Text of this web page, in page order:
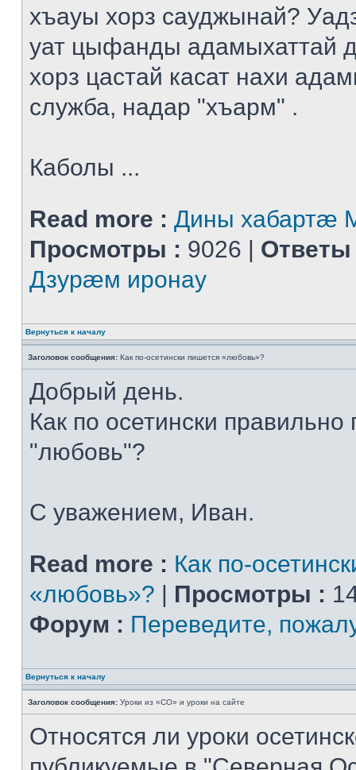
хъауы хорз сауджынай?
уат цыфанды адамыхаттай
хорз цастай касат нахи
служба, надар "хъарм" .
Каболы ...
Read more : Дины хабартæ
Просмотры : 9026 | Ответы
Дзурæм иронау
Вернуться к началу
Заголовок сообщения: Как по-осетински пишется «любовь»?
Добрый день.
Как по осетински
"любовь"?
С уважением, Иван.
Read more : Как по-
«любовь»? | Просмотры :
Форум : Переведите,
Вернуться к началу
Заголовок сообщения: Уроки из «СО» и уроки на сайте
Относятся ли уроки